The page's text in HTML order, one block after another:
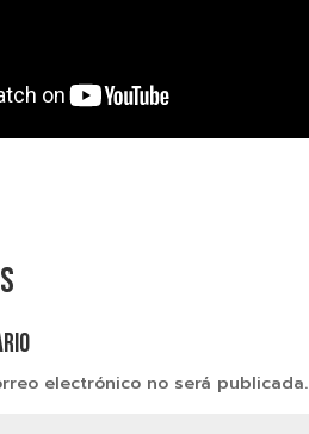
electrónico no será publicada.